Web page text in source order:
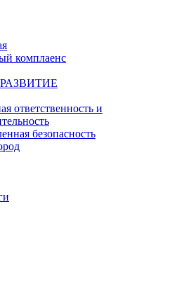
комплаенс
ответственность и
безопасность